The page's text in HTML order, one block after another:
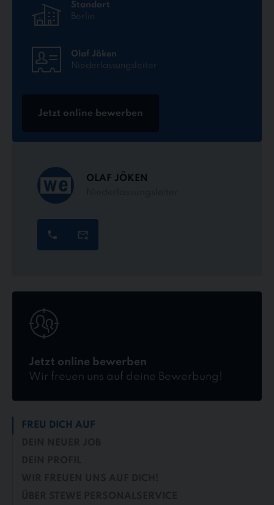
Standort
Berlin
Olaf Jöken
Niederlassungsleiter
Jetzt online bewerben
OLAF JÖKEN
Jetzt online bewerben
Wir freuen uns auf deine Bewerbung!
online
bewerben
FREU DICH AUF